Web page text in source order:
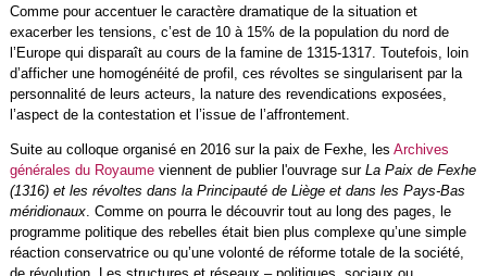
Comme pour accentuer le caractère dramatique de la situation et
exacerber les tensions, c’est de 10 à 15% de la population du nord de
l’Europe qui disparaît au cours de la famine de 1315-1317. Toutefois, loin
d’afficher une homogénéité de profil, ces révoltes se singularisent par la
personnalité de leurs acteurs, la nature des revendications exposées,
l’aspect de la contestation et l’issue de l’affrontement.
Suite au colloque organisé en 2016 sur la paix de Fexhe, les Archives
générales du Royaumeviennent de publier l'ouvrage sur La Paix de Fexhe
(1316) et les révoltes dans la Principauté de Liège et dans les Pays-Bas
méridionaux. Comme on pourra le découvrir tout au long des pages, le
programme politique des rebelles était bien plus complexe qu’une simple
réaction conservatrice ou qu’une volonté de réforme totale de la société,